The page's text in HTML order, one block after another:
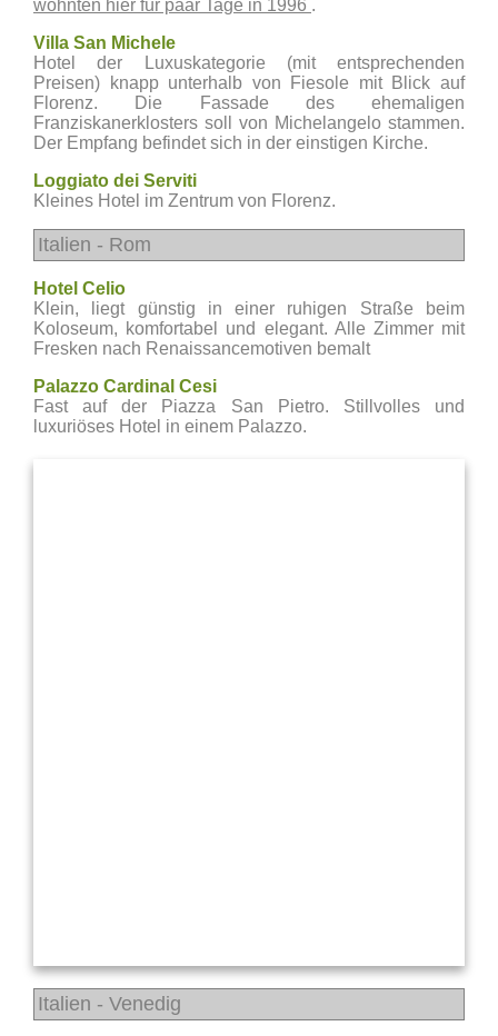
wohnten hier für paar Tage in 1996 .
Villa San Michele
Hotel der Luxuskategorie (mit entsprechenden
Preisen) knapp unterhalb von Fiesole mit Blick auf
Florenz. Die Fassade des ehemaligen
Franziskanerklosters soll von Michelangelo stammen.
Der Empfang befindet sich in der einstigen Kirche.
Loggiato dei Serviti
Kleines Hotel im Zentrum von Florenz.
Italien - Rom
Hotel Celio
Klein, liegt günstig in einer ruhigen Straße beim
Koloseum, komfortabel und elegant. Alle Zimmer mit
Fresken nach Renaissancemotiven bemalt
Palazzo Cardinal Cesi
Fast auf der Piazza San Pietro. Stillvolles und
luxuriöses Hotel in einem Palazzo.
Italien - Venedig